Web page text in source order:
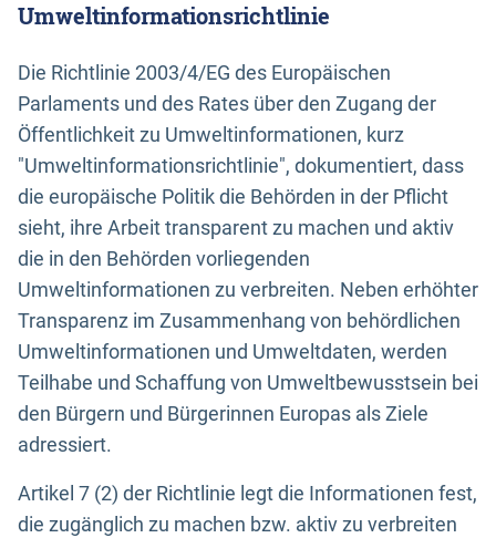
Umweltinformationsrichtlinie
Die Richtlinie 2003/4/EG des Europäischen
Parlaments und des Rates über den Zugang der
Öffentlichkeit zu Umweltinformationen, kurz
"Umweltinformationsrichtlinie", dokumentiert, dass
die europäische Politik die Behörden in der Pflicht
sieht, ihre Arbeit transparent zu machen und aktiv
die in den Behörden vorliegenden
Umweltinformationen zu verbreiten. Neben erhöhter
Transparenz im Zusammenhang von behördlichen
Umweltinformationen und Umweltdaten, werden
Teilhabe und Schaffung von Umweltbewusstsein bei
den Bürgern und Bürgerinnen Europas als Ziele
adressiert.
Artikel 7 (2) der Richtlinie legt die Informationen fest,
die zugänglich zu machen bzw. aktiv zu verbreiten